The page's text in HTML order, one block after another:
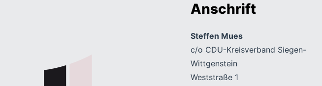
Anschrift
Steffen Mues
c/o CDU-Kreisverband Siegen-
Wittgenstein
Weststraße 1